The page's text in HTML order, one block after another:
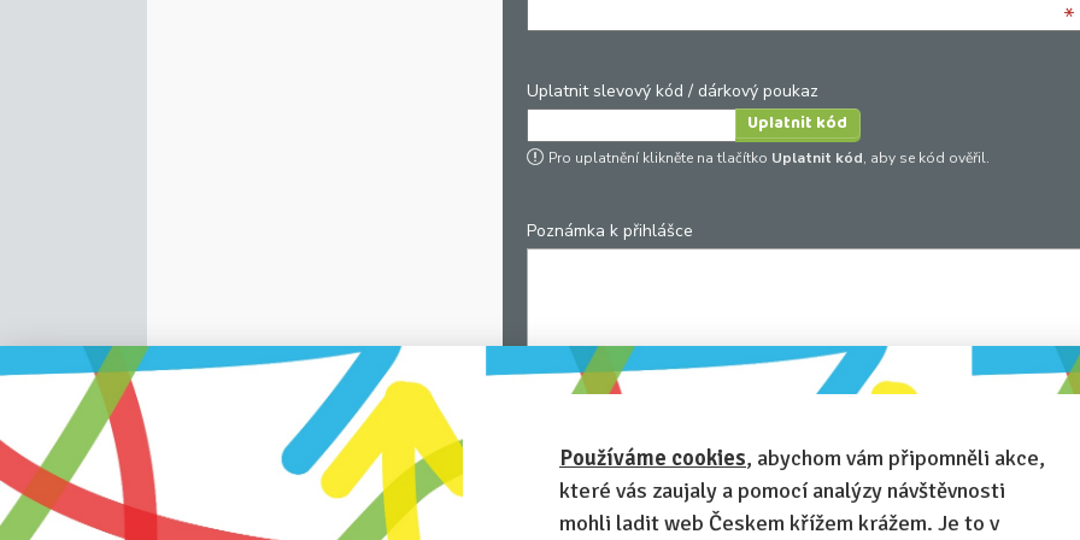
*
Uplatnit slevový kód / dárkový poukaz
Pro uplatnění klikněte na tlačítko Uplatnit kód, aby se kód ověřil.
Poznámka k přihlášce
Chcete-li se na cokoli zeptat, nebo ke své přihlášce poznamenat.
Anonymní přihláška
– i když váš profil není anonymní, zatrhněte
volbu a přihláška na tuto akci se na vašem profilu neobjeví.
Používáme cookies, abychom vám připomněli akce,
které vás zaujaly a pomocí analýzy návštěvnosti
mohli ladit web Českem křížem krážem. Je to v